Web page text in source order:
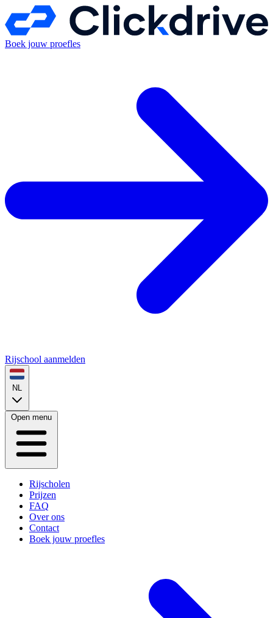
Boek jouw proefles
Rijschool aanmelden
NL
Open menu
Rijscholen
Prijzen
FAQ
Over ons
Contact
Boek jouw proefles